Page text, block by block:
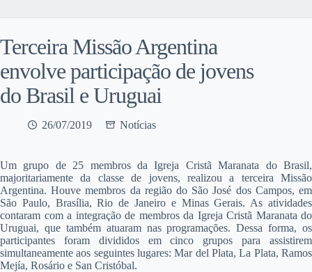
Terceira Missão Argentina
envolve participação de jovens
do Brasil e Uruguai
26/07/2019 Notícias
Um grupo de 25 membros da Igreja Cristã Maranata do Brasil,
majoritariamente da classe de jovens, realizou a terceira Missão
Argentina. Houve membros da região do São José dos Campos, em
São Paulo, Brasília, Rio de Janeiro e Minas Gerais. As atividades
contaram com a integração de membros da Igreja Cristã Maranata do
Uruguai, que também atuaram nas programações. Dessa forma, os
participantes foram divididos em cinco grupos para assistirem
simultaneamente aos seguintes lugares: Mar del Plata, La Plata, Ramos
Mejía, Rosário e San Cristóbal.